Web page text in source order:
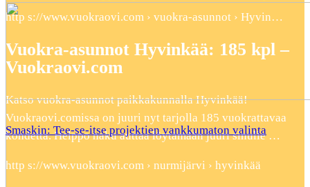
Smaskin: Tee-se-itse projektien vankkumaton valinta
http s://www.vuokraovi.com › vuokra-asunnot › Hyvin…
Vuokra-asunnot Hyvinkää: 185 kpl –
Vuokraovi.com
Katso vuokra-asunnot paikkakunnalla Hyvinkää!
Vuokraovi.comissa on juuri nyt tarjolla 185 vuokrattavaa
kohdetta. Helppo haku auttaa löytämään juuri sinulle …
http s://www.vuokraovi.com › nurmijärvi › hyvinkää